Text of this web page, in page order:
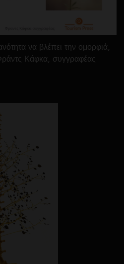
να βλέπει την ομορφιά,
Κάφκα, συγγραφέας